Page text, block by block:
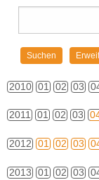
2010 01 02 03
2011 01 02 03
2012 01 02 03
2013 01 02 03